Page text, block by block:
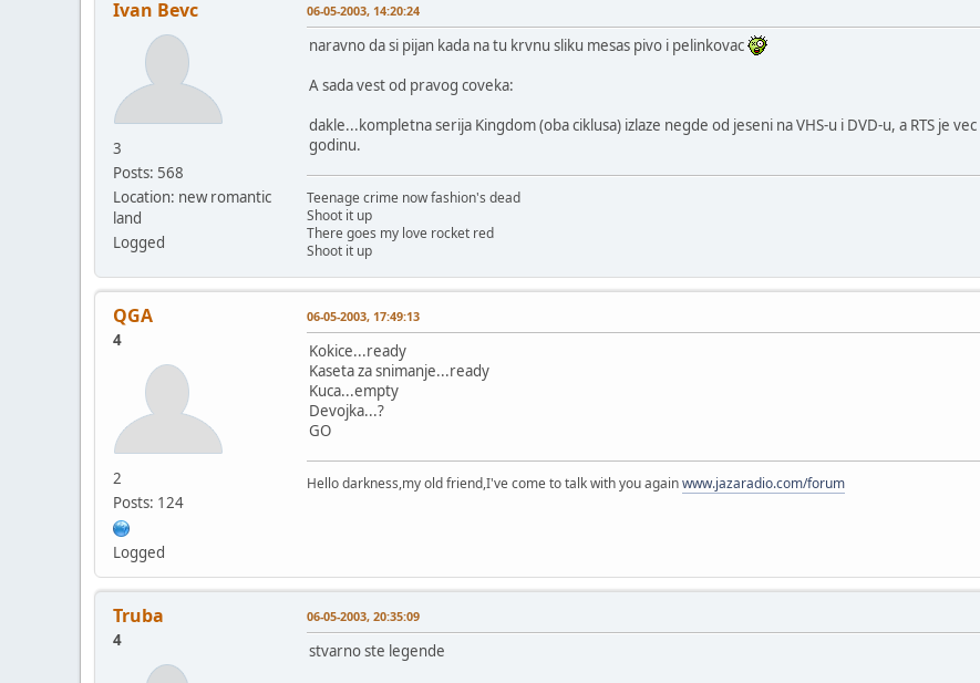
Ivan Bevc
3
Posts: 568
Location: new romantic
land
Logged
06-05-2003, 14:20:24
naravno da si pijan kada na tu krvnu sliku mesas pivo i pelinkovac
A sada vest od pravog coveka:
dakle...kompletna serija Kingdom (oba ciklusa) izlaze negde od jeseni na VHS-u i DVD-u, a RTS je
godinu.
Teenage crime now fashion's dead
Shoot it up
There goes my love rocket red
Shoot it up
QGA
4
2
Posts: 124
Logged
06-05-2003, 17:49:13
Kokice...ready
Kaseta za snimanje...ready
Kuca...empty
Devojka...?
GO
Hello darkness,my old friend,I've come to talk with you againwww.jazaradio.com/forum
Truba
4
06-05-2003, 20:35:09
stvarno ste legende